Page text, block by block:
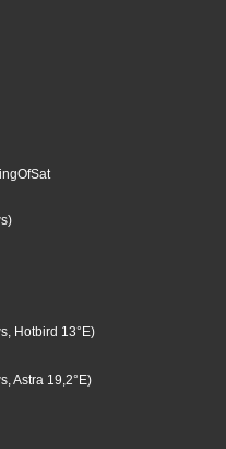
Hotbird 13°E)
Astra 19,2°E)